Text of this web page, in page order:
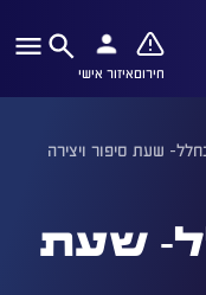
חירוםאיזור אישי
שעת סיפור ויצירה
שעת